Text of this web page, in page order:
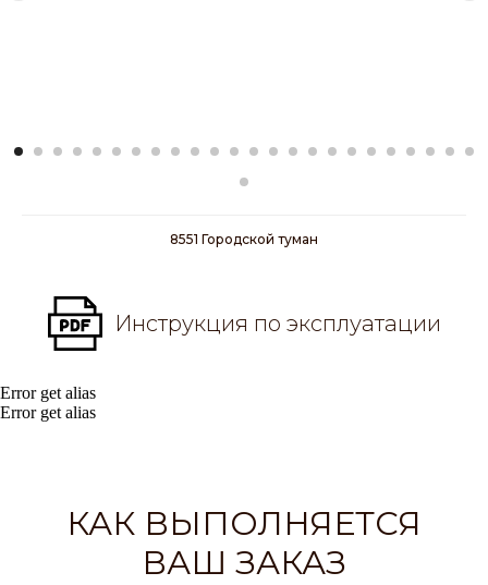
8551 Городской туман
Инструкция по эксплуатации
Error get alias
Error get alias
КАК ВЫПОЛНЯЕТСЯ
ВАШ ЗАКАЗ